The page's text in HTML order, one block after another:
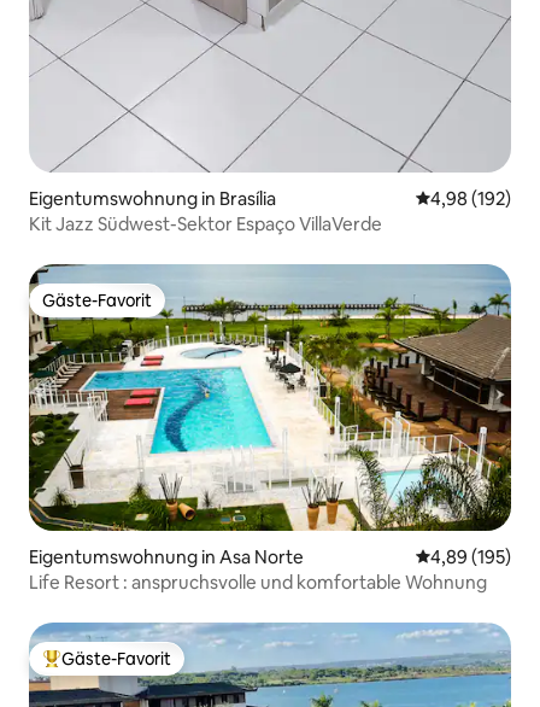
Eigentumswohnung in Brasília
4,98 (192)
Kit Jazz Südwest-Sektor Espaço VillaVerde
Gäste-Favorit
Gäste-Favorit
Eigentumswohnung in Asa Norte
4,89 (195)
Life Resort : anspruchsvolle und komfortable Wohnung
Beliebter Gäste-Favorit.
Gäste-Favorit